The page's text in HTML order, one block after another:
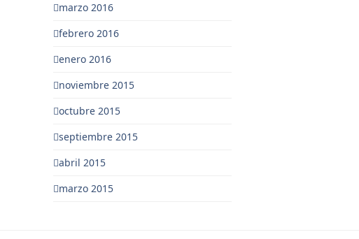
marzo 2016
febrero 2016
enero 2016
noviembre 2015
octubre 2015
septiembre 2015
abril 2015
marzo 2015